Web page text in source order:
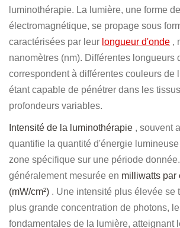
luminothérapie. La lumière, une forme
électromagnétique, se propage sous
caractérisées par leur longueur d'onde ,
nanomètres (nm). Différentes longueurs
correspondent à différentes couleurs de
étant capable de pénétrer dans les
profondeurs variables.
Intensité de la luminothérapie , souvent
quantifie la quantité d'énergie
zone spécifique sur une période
généralement mesurée en milliwatts par
(mW/cm²) . Une intensité plus élevée se
plus grande concentration de photons,
fondamentales de la lumière, atteignant